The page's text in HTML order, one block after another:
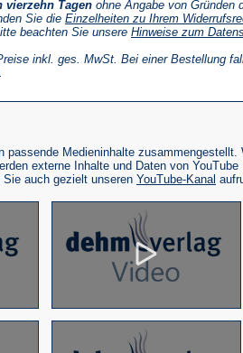
vierzehn Tagen ohne Angabe von Gründen
Sie die Einzelheiten zu Ihrem
beachten Sie unsere Hinweise zum
inkl. ges. MwSt. Bei einer Bestellung
passende Medieninhalte zusammengestellt.
externe Inhalte und Daten von YouTube
auch gezielt unseren YouTube-Kanal